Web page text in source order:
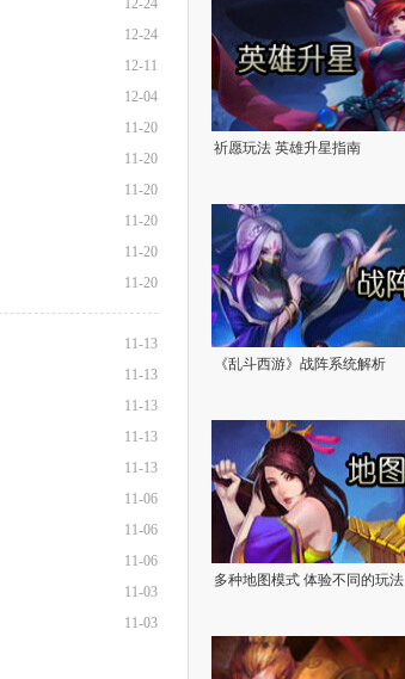
12-24
12-24
12-11
12-04
11-20
11-20
11-20
11-20
11-20
11-20
11-13
11-13
11-13
11-13
11-13
11-06
11-06
11-06
11-03
11-03
祈愿玩法 英雄升星指南
《乱斗西游》战阵系统解析
多种地图模式 体验不同的玩法